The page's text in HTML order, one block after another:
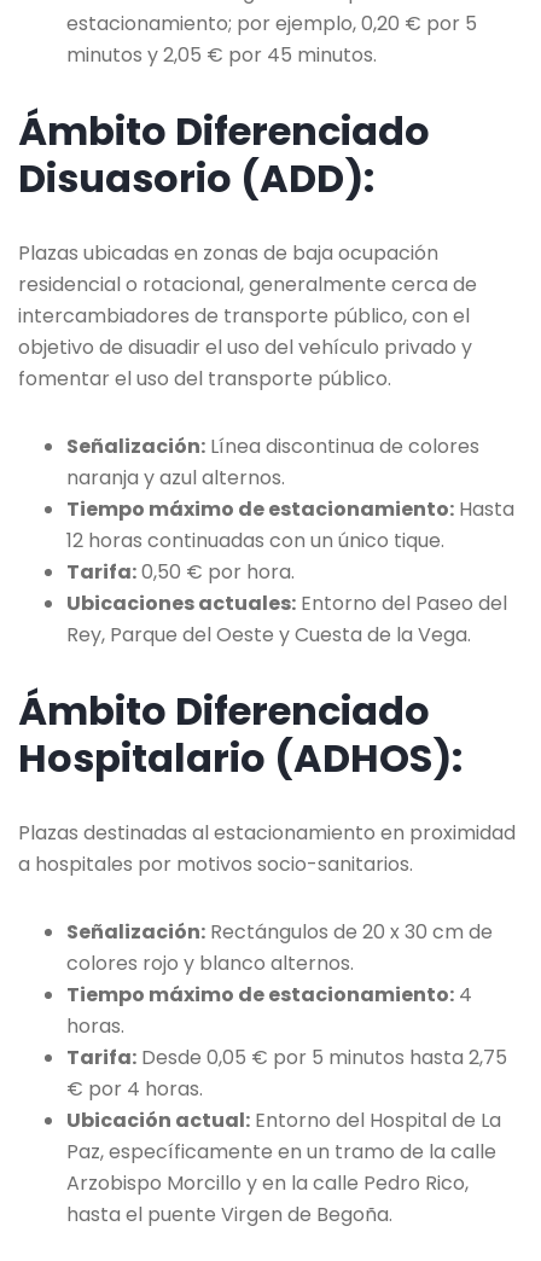
estacionamiento; por ejemplo, 0,20 € por 5
minutos y 2,05 € por 45 minutos.
Ámbito Diferenciado
Disuasorio (ADD):
Plazas ubicadas en zonas de baja ocupación
residencial o rotacional, generalmente cerca de
intercambiadores de transporte público, con el
objetivo de disuadir el uso del vehículo privado y
fomentar el uso del transporte público.
Señalización: Línea discontinua de colores
naranja y azul alternos.
Tiempo máximo de estacionamiento: Hasta
12 horas continuadas con un único tique.
Tarifa:0,50 € por hora.​
Ubicaciones actuales: Entorno del Paseo del
Rey, Parque del Oeste y Cuesta de la Vega.
Ámbito Diferenciado
Hospitalario (ADHOS):
Plazas destinadas al estacionamiento en proximidad
a hospitales por motivos socio-sanitarios.
Señalización: Rectángulos de 20 x 30 cm de
colores rojo y blanco alternos.
Tiempo máximo de estacionamiento: 4
horas.​
Tarifa: Desde 0,05 € por 5 minutos hasta 2,75
€ por 4 horas.
Ubicación actual: Entorno del Hospital de La
Paz, específicamente en un tramo de la calle
Arzobispo Morcillo y en la calle Pedro Rico,
hasta el puente Virgen de Begoña.